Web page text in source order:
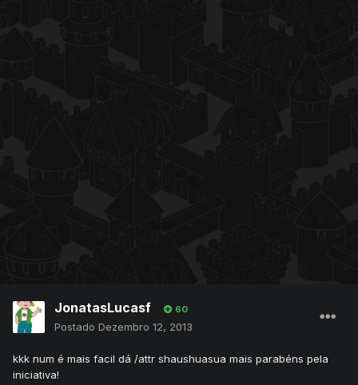
JonatasLucasf 60
Postado Dezembro 12, 2013
kkk num é mais facil dá /attr shaushuasua mais parabéns pela
iniciativa!